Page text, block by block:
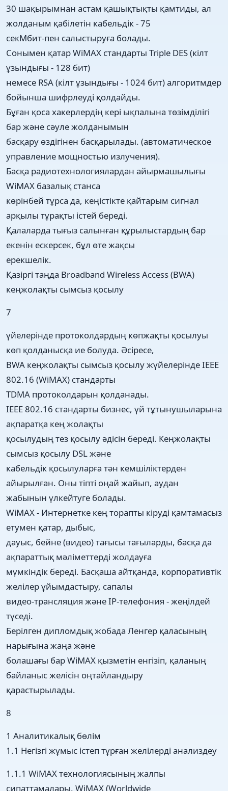
30 шақырымнан астам қашықтықты қамтиды, ал
жолданым қабілетін кабельдік - 75
секМбит-пен салыстыруға болады.
Сонымен қатар WiMAX стандарты Triple DES (кілт
ұзындығы - 128 бит)
немесе RSA (кілт ұзындығы - 1024 бит) алгоритмдер
бойынша шифрлеуді қолдайды.
Бұған қоса хакерлердің кері ықпалына төзімділігі
бар және сәуле жолданымын
басқару өздігінен басқарылады. (автоматическое
управление мощностью излучения).
Басқа радиотехнологиялардан айырмашылығы
WiMAX базалық станса
көрінбей тұрса да, кеңістікте қайтарым сигнал
арқылы тұрақты істей береді.
Қалаларда тығыз салынған құрылыстардың бар
екенін ескерсек, бұл өте жақсы
ерекшелік.
Қазіргі таңда Broadband Wireless Access (BWA)
кеңжолақты сымсыз қосылу
7
үйелерінде протоколдардың көпжақты қосылуы
көп қолданысқа ие болуда. Әсіресе,
BWA кеңжолақты сымсыз қосылу жүйелерінде IEEE
802.16 (WiMAX) стандарты
TDMA протоколдарын қолданады.
IEEE 802.16 стандарты бизнес, үй тұтынушыларына
ақпаратқа кең жолақты
қосылудың тез қосылу әдісін береді. Кеңжолақты
сымсыз қосылу DSL және
кабельдік қосылуларға тән кемшіліктерден
айырылған. Оны тіпті оңай жайып, аудан
жабынын үлкейтуге болады.
WiMAX - Интернетке кең торапты кіруді қамтамасыз
етумен қатар, дыбыс,
дауыс, бейне (видео) тағысы тағыларды, басқа да
ақпараттық мәліметтерді жолдауға
мүмкіндік береді. Басқаша айтқанда, корпоративтік
желілер ұйымдастыру, сапалы
видео-трансляция және IP-телефония - жеңілдей
түседі.
Берілген дипломдық жобада Ленгер қаласының
нарығына жаңа және
болашағы бар WiMAX қызметін енгізіп, қаланың
байланыс желісін оңтайландыру
қарастырылады.
8
1 Аналитикалық бөлім
1.1 Негізгі жұмыс істеп тұрған желілерді анализдеу
1.1.1 WiMAX технологиясының жалпы
сипаттамалары. WiMAX (Worldwide